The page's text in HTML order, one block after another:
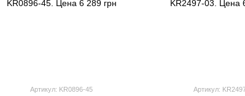
Артикул: KR0896-45 Артикул: